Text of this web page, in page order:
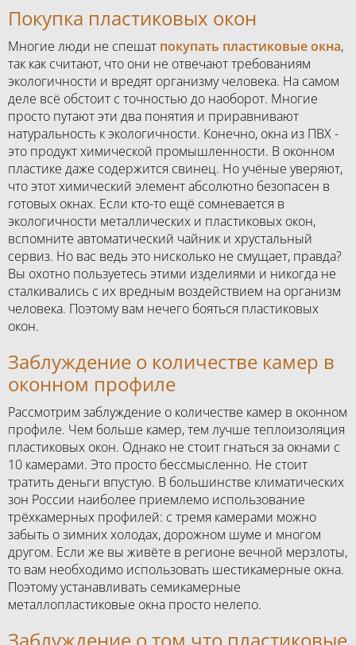
Покупка пластиковых окон
Многие люди не спешат покупать пластиковые окна,
так как считают, что они не отвечают требованиям
экологичности и вредят организму человека. На самом
деле всё обстоит с точностью до наоборот. Многие
просто путают эти два понятия и приравнивают
натуральность к экологичности. Конечно, окна из ПВХ -
это продукт химической промышленности. В оконном
пластике даже содержится свинец. Но учёные уверяют,
что этот химический элемент абсолютно безопасен в
готовых окнах. Если кто-то ещё сомневается в
экологичности металлических и пластиковых окон,
вспомните автоматический чайник и хрустальный
сервиз. Но вас ведь это нисколько не смущает, правда?
Вы охотно пользуетесь этими изделиями и никогда не
сталкивались с их вредным воздействием на организм
человека. Поэтому вам нечего бояться пластиковых
окон.
Заблуждение о количестве камер в
оконном профиле
Рассмотрим заблуждение о количестве камер в оконном
профиле. Чем больше камер, тем лучше теплоизоляция
пластиковых окон. Однако не стоит гнаться за окнами с
10 камерами. Это просто бессмысленно. Не стоит
тратить деньги впустую. В большинстве климатических
зон России наиболее приемлемо использование
трёхкамерных профилей: с тремя камерами можно
забыть о зимних холодах, дорожном шуме и многом
другом. Если же вы живёте в регионе вечной мерзлоты,
то вам необходимо использовать шестикамерные окна.
Поэтому устанавливать семикамерные
металлопластиковые окна просто нелепо.